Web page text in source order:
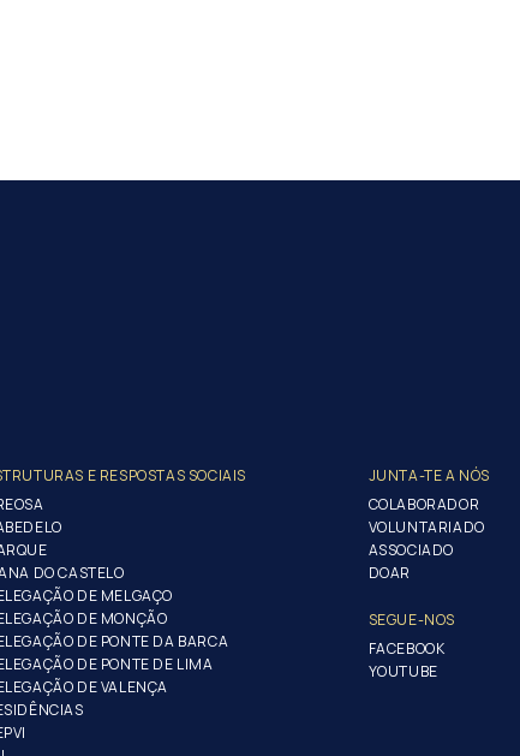
E RESPOSTAS SOCIAIS
DO CASTELO
DE MELGAÇO
DE MONÇÃO
DE PONTE DA BARCA
DE PONTE DE LIMA
DE VALENÇA
JUNTA-TE A NÓS
COLABORADOR
VOLUNTARIADO
ASSOCIADO
DOAR
SEGUE-NOS
FACEBOOK
YOUTUBE